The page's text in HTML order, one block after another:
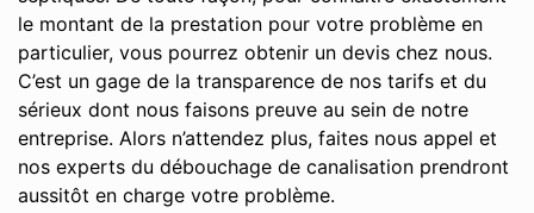
le montant de la prestation pour votre problème en
particulier, vous pourrez obtenir un devis chez nous.
C’est un gage de la transparence de nos tarifs et du
sérieux dont nous faisons preuve au sein de notre
entreprise. Alors n’attendez plus, faites nous appel et
nos experts du débouchage de canalisation prendront
aussitôt en charge votre problème.